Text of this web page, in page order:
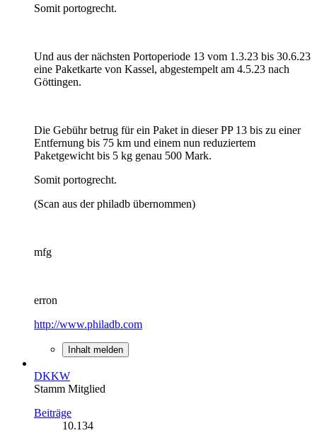
Somit portogrecht.
Und aus der nächsten Portoperiode 13 vom 1.3.23 bis 30.6.23
eine Paketkarte von Kassel, abgestempelt am 4.5.23 nach
Göttingen.
Die Gebühr betrug für ein Paket in dieser PP 13 bis zu einer
Entfernung bis 75 km und einem nun reduziertem
Paketgewicht bis 5 kg genau 500 Mark.
Somit portogrecht.
(Scan aus der philadb übernommen)
mfg
erron
http://www.philadb.com
Inhalt melden
DKKW
Stamm Mitglied
Beiträge
10.134